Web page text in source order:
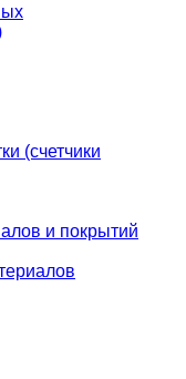
(счетчики
и покрытий